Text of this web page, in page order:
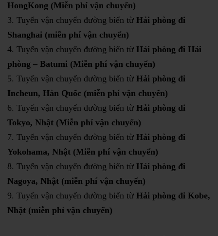
HongKong (Miễn phí vận chuyển)
Tuyến vận chuyển đường biển từ Hải phòng đi
Shanghai (miễn phí vận chuyển)
Tuyến vận chuyển đường biển từ Hải phòng đi Hải
phòng – Batumi (Miễn phí vận chuyển)
Tuyến vận chuyển đường biển từ Hải phòng đi
Incheun, Hàn Quốc (miễn phí vận chuyển)
Tuyến vận chuyển đường biển từ Hải phòng đi
Tokyo, Nhật (Miễn phí vận chuyển)
Tuyến vận chuyển đường biển từ Hải phòng đi
Yokohama, Nhật (Miễn phí vận chuyển)
Tuyến vận chuyển đường biển từ Hải phòng đi
Nagoya, Nhật (miễn phí vận chuyển)
Tuyến vận chuyển đường biển từ Hải phòng đi Kobe,
Nhật (miễn phí vận chuyển)